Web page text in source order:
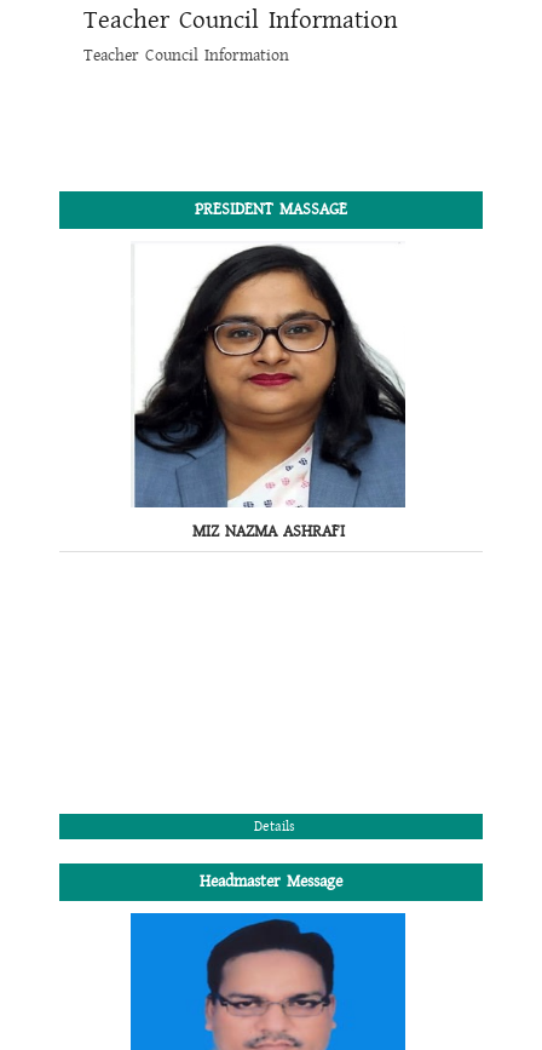
Teacher Council Information
Teacher Council Information
PRESIDENT MASSAGE
MIZ NAZMA ASHRAFI
Details
Headmaster Message